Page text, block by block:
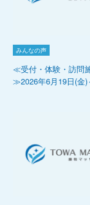
みんなの声
≪受付・体験・訪問
≫2026年6月19日(金)